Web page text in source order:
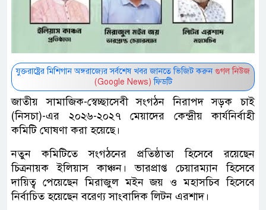
যুক্তরাষ্ট্রের মিশিগান অঙ্গরাজ্যের সর্বশেষ খবর জানতে ভিজিট করুন গুগল নিউজ
(Google News) ফিডটি
জাতীয় সামাজিক-স্বেচ্ছাসেবী সংগঠন নিরাপদ সড়ক চাই
(নিসচা)-এর ২০২৬-২০২৭ মেয়াদের কেন্দ্রীয় কার্যনির্বাহী
কমিটি ঘোষণা করা হয়েছে।
নতুন কমিটিতে সংগঠনের প্রতিষ্ঠাতা হিসেবে রয়েছেন
চিত্রনায়ক ইলিয়াস কাঞ্চন। ভারপ্রাপ্ত চেয়ারম্যান হিসেবে
দায়িত্ব পেয়েছেন মিরাজুল মইন জয় ও মহাসচিব হিসেবে
নির্বাচিত হয়েছেন বরেণ্য সাংবাদিক লিটন এরশাদ।